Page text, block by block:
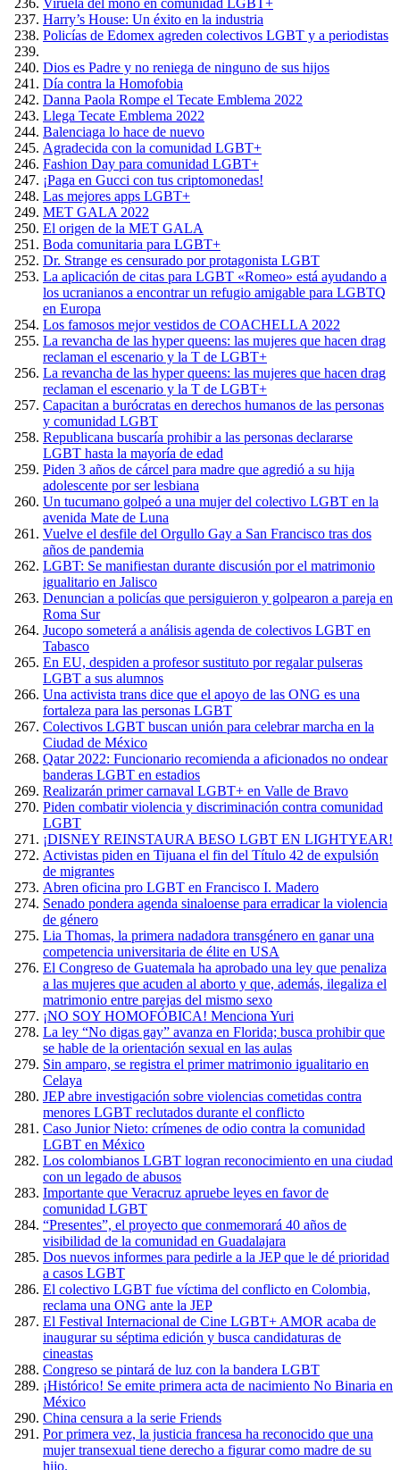
Viruela del mono en comunidad LGBT+
Harry’s House: Un éxito en la industria
Policías de Edomex agreden colectivos LGBT y a periodistas
Dios es Padre y no reniega de ninguno de sus hijos
Día contra la Homofobia
Danna Paola Rompe el Tecate Emblema 2022
Llega Tecate Emblema 2022
Balenciaga lo hace de nuevo
Agradecida con la comunidad LGBT+
Fashion Day para comunidad LGBT+
¡Paga en Gucci con tus criptomonedas!
Las mejores apps LGBT+
MET GALA 2022
El origen de la MET GALA
Boda comunitaria para LGBT+
Dr. Strange es censurado por protagonista LGBT
La aplicación de citas para LGBT «Romeo» está ayudando a
los ucranianos a encontrar un refugio amigable para LGBTQ
en Europa
Los famosos mejor vestidos de COACHELLA 2022
La revancha de las hyper queens: las mujeres que hacen drag
reclaman el escenario y la T de LGBT+
La revancha de las hyper queens: las mujeres que hacen drag
reclaman el escenario y la T de LGBT+
Capacitan a burócratas en derechos humanos de las personas
y comunidad LGBT
Republicana buscaría prohibir a las personas declararse
LGBT hasta la mayoría de edad
Piden 3 años de cárcel para madre que agredió a su hija
adolescente por ser lesbiana
Un tucumano golpeó a una mujer del colectivo LGBT en la
avenida Mate de Luna
Vuelve el desfile del Orgullo Gay a San Francisco tras dos
años de pandemia
LGBT: Se manifiestan durante discusión por el matrimonio
igualitario en Jalisco
Denuncian a policías que persiguieron y golpearon a pareja en
Roma Sur
Jucopo someterá a análisis agenda de colectivos LGBT en
Tabasco
En EU, despiden a profesor sustituto por regalar pulseras
LGBT a sus alumnos
Una activista trans dice que el apoyo de las ONG es una
fortaleza para las personas LGBT
Colectivos LGBT buscan unión para celebrar marcha en la
Ciudad de México
Qatar 2022: Funcionario recomienda a aficionados no ondear
banderas LGBT en estadios
Realizarán primer carnaval LGBT+ en Valle de Bravo
Piden combatir violencia y discriminación contra comunidad
LGBT
¡DISNEY REINSTAURA BESO LGBT EN LIGHTYEAR!
Activistas piden en Tijuana el fin del Título 42 de expulsión
de migrantes
Abren oficina pro LGBT en Francisco I. Madero
Senado pondera agenda sinaloense para erradicar la violencia
de género
Lia Thomas, la primera nadadora transgénero en ganar una
competencia universitaria de élite en USA
El Congreso de Guatemala ha aprobado una ley que penaliza
a las mujeres que acuden al aborto y que, además, ilegaliza el
matrimonio entre parejas del mismo sexo
¡NO SOY HOMOFÓBICA! Menciona Yuri
La ley “No digas gay” avanza en Florida; busca prohibir que
se hable de la orientación sexual en las aulas
Sin amparo, se registra el primer matrimonio igualitario en
Celaya
JEP abre investigación sobre violencias cometidas contra
menores LGBT reclutados durante el conflicto
Caso Junior Nieto: crímenes de odio contra la comunidad
LGBT en México
Los colombianos LGBT logran reconocimiento en una ciudad
con un legado de abusos
Importante que Veracruz apruebe leyes en favor de
comunidad LGBT
“Presentes”, el proyecto que conmemorará 40 años de
visibilidad de la comunidad en Guadalajara
Dos nuevos informes para pedirle a la JEP que le dé prioridad
a casos LGBT
El colectivo LGBT fue víctima del conflicto en Colombia,
reclama una ONG ante la JEP
El Festival Internacional de Cine LGBT+ AMOR acaba de
inaugurar su séptima edición y busca candidaturas de
cineastas
Congreso se pintará de luz con la bandera LGBT
¡Histórico! Se emite primera acta de nacimiento No Binaria en
México
China censura a la serie Friends
Por primera vez, la justicia francesa ha reconocido que una
mujer transexual tiene derecho a figurar como madre de su
hijo.